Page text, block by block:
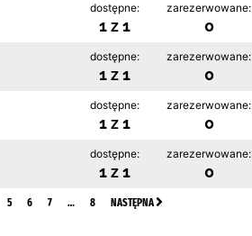
dostępne:
1 z 1
zarezerwowane:
0
dostępne:
1 z 1
zarezerwowane:
0
dostępne:
1 z 1
zarezerwowane:
0
dostępne:
1 z 1
zarezerwowane:
0
5 6 7 … 8 NASTĘPNA